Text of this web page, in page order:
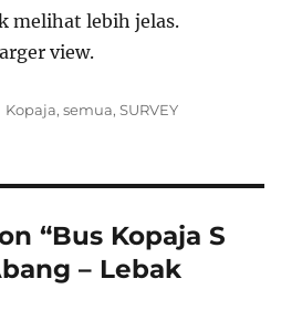
melihat lebih jelas.
view.
Categories
Kopaja,semua,SURVEY
“Bus Kopaja S
– Lebak